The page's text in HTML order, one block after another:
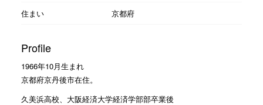
住まい
京都府
Profile
1966年10月生まれ
京都府京丹後市在住。
久美浜高校、大阪経済大学経済学部部卒業後